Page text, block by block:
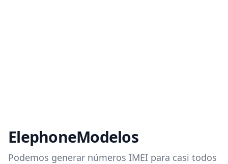
ElephoneModelos
Podemos generar números IMEI para casi todos